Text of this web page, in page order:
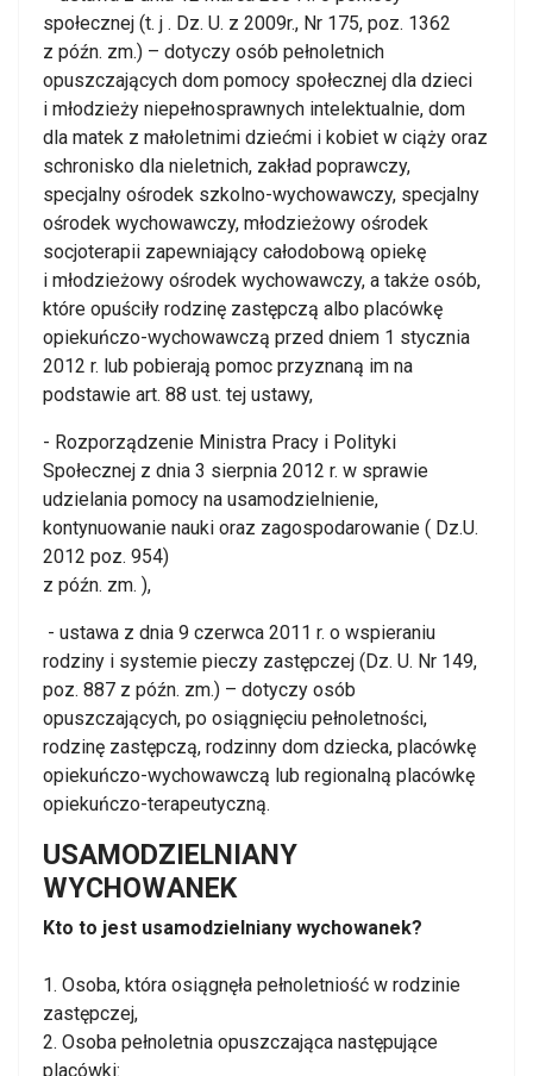
społecznej (t. j . Dz. U. z 2009r., Nr 175, poz. 1362
z późn. zm.) – dotyczy osób pełnoletnich
opuszczających dom pomocy społecznej dla dzieci
i młodzieży niepełnosprawnych intelektualnie, dom
dla matek z małoletnimi dziećmi i kobiet w ciąży oraz
schronisko dla nieletnich, zakład poprawczy,
specjalny ośrodek szkolno-wychowawczy, specjalny
ośrodek wychowawczy, młodzieżowy ośrodek
socjoterapii zapewniający całodobową opiekę
i młodzieżowy ośrodek wychowawczy, a także osób,
które opuściły rodzinę zastępczą albo placówkę
opiekuńczo-wychowawczą przed dniem 1 stycznia
2012 r. lub pobierają pomoc przyznaną im na
podstawie art. 88 ust. tej ustawy,
- Rozporządzenie Ministra Pracy i Polityki
Społecznej z dnia 3 sierpnia 2012 r. w sprawie
udzielania pomocy na usamodzielnienie,
kontynuowanie nauki oraz zagospodarowanie ( Dz.U.
2012 poz. 954)
z późn. zm. ),
- ustawa z dnia 9 czerwca 2011 r. o wspieraniu
rodziny i systemie pieczy zastępczej (Dz. U. Nr 149,
poz. 887 z późn. zm.) – dotyczy osób
opuszczających, po osiągnięciu pełnoletności,
rodzinę zastępczą, rodzinny dom dziecka, placówkę
opiekuńczo-wychowawczą lub regionalną placówkę
opiekuńczo-terapeutyczną.
USAMODZIELNIANY
WYCHOWANEK
Kto to jest usamodzielniany wychowanek?
1. Osoba, która osiągnęła pełnoletniość w rodzinie
zastępczej,
2. Osoba pełnoletnia opuszczająca następujące
placówki: